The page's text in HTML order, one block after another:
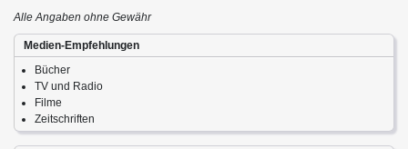
Alle Angaben ohne Gewähr
Medien-Empfehlungen
Bücher
TV und Radio
Filme
Zeitschriften